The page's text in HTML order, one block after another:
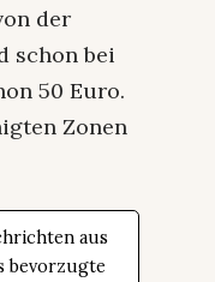
der
schon bei
50 Euro.
Zonen
aus
bevorzugte